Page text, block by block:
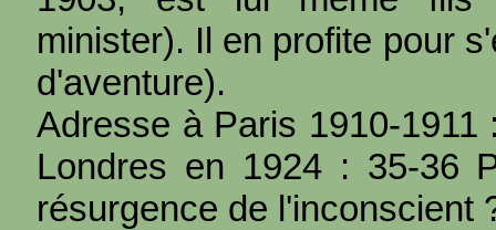
minister). Il en profite pour
d'aventure).
Adresse à Paris 1910-
Londres en 1924 : 35-36
résurgence de l'inconscient